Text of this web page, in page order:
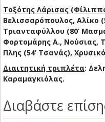
Τοξότης Λάρισας
Βελισσαρόπουλος, Αλίκο
Τριανταφύλλου (80’
Φορτομάρης Α., Νούσιας,
Πλης (54’ Τσανάς),
Διαιτητική τριπλέτα:
Καραμαγκιόλας.
Διαβάστε